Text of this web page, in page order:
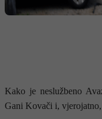
Kako je neslužbeno
Gani Kovači i,